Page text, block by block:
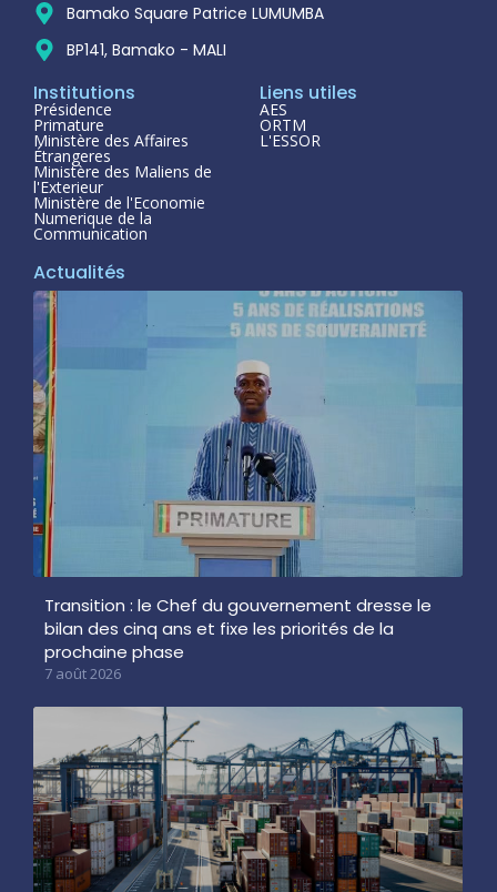
Bamako Square Patrice LUMUMBA
BP141, Bamako - MALI
Institutions
Présidence
Primature
Ministère des Affaires
Étrangeres
Ministère des Maliens de
l'Exterieur
Ministère de l'Economie
Numerique de la
Communication
Liens utiles
AES
ORTM
L'ESSOR
Actualités
Transition : le Chef du gouvernement dresse le
bilan des cinq ans et fixe les priorités de la
prochaine phase
7 août 2026